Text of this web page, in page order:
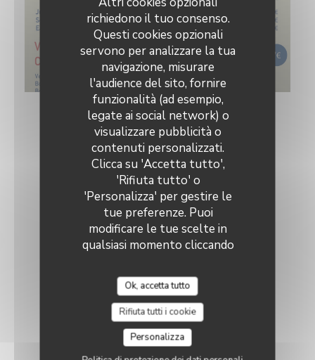
richiedono il tuo consenso.
Questi cookies opzionali
servono per analizzare la tua
navigazione, misurare
l'audience del sito, fornire
funzionalità (ad esempio,
legate ai social network) o
visualizzare pubblicità o
contenuti personalizzati.
Clicca su 'Accetta tutto',
'Rifiuta tutto' o
'Personalizza' per gestire le
tue preferenze. Puoi
modificare le tue scelte in
qualsiasi momento cliccando
a sinistra delle pagine del
sito.
Ok, accetta tutto
Rifiuta tutti i cookie
Personalizza